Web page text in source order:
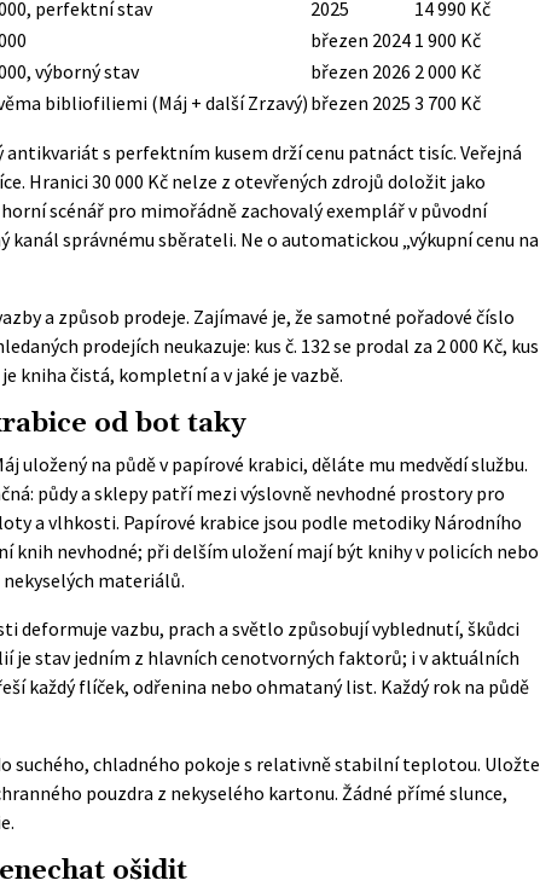
perfektní stav 2025
14 990 Kč
březen 2024 1 900 Kč
výborný stav březen 2026 2 000 Kč
bibliofiliemi (Máj + další Zrzavý) březen 2025 3 700 Kč
s perfektním kusem drží cenu patnáct tisíc. Veřejná
Hranici 30 000 Kč nelze z otevřených zdrojů doložit jako
scénář pro mimořádně zachovalý exemplář v původní
kanál správnému sběrateli. Ne o automatickou „výkupní cenu na
a způsob prodeje. Zajímavé je, že samotné pořadové číslo
prodejích neukazuje: kus č. 132 se prodal za 2 000 Kč, kus
kniha čistá, kompletní a v jaké je vazbě.
od bot taky
uložený na půdě v papírové krabici, děláte mu medvědí službu.
půdy a sklepy patří mezi výslovně nevhodné prostory pro
a vlhkosti. Papírové krabice jsou podle metodiky Národního
knih nevhodné; při delším uložení mají být knihy v policích nebo
materiálů.
deformuje vazbu, prach a světlo způsobují vyblednutí, škůdci
je stav jedním z hlavních cenotvorných faktorů; i v aktuálních
každý flíček, odřenina nebo ohmataný list. Každý rok na půdě
suchého, chladného pokoje s relativně stabilní teplotou. Uložte
pouzdra z nekyselého kartonu. Žádné přímé slunce,
ošidit